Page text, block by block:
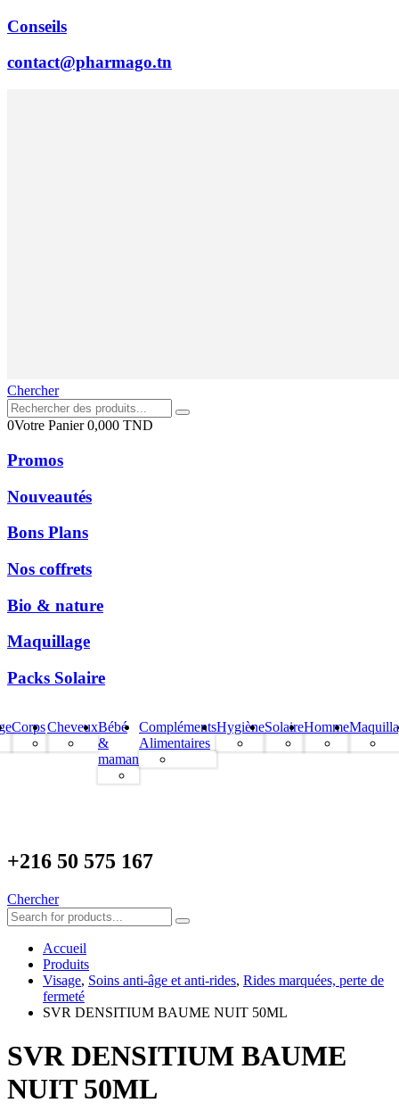
Conseils
contact@pharmago.tn
Chercher
0Votre Panier0,000 TND
Promos
Nouveautés
Bons Plans
Nos coffrets
Bio & nature
Maquillage
Packs Solaire
CorpsCheveuxBébé
&
maman
Compléments
Alimentaires
HygièneSolaireHomme
+216 50 575 167
Chercher
Accueil
Produits
Visage, Soins anti-âge et anti-rides, Rides marquées, perte de
fermeté
SVR DENSITIUM BAUME NUIT 50ML
SVR DENSITIUM BAUME
NUIT 50ML